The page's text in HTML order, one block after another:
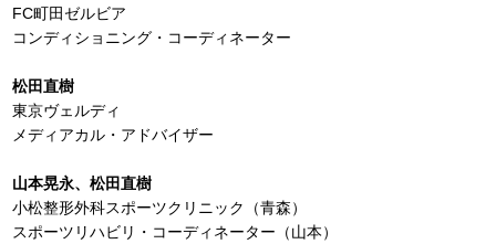
FC町田ゼルビア
コンディショニング・コーディネーター
松田直樹
東京ヴェルディ
メディアカル・アドバイザー
山本晃永、松田直樹
小松整形外科スポーツクリニック（青森）
スポーツリハビリ・コーディネーター（山本）